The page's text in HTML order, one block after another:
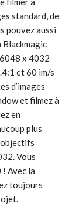
standard, de
pouvez aussi
Blackmagic
6048 x 4032
et 60 im/s
d’images
et filmez à
en
plus
objectifs
Vous
Avec la
toujours